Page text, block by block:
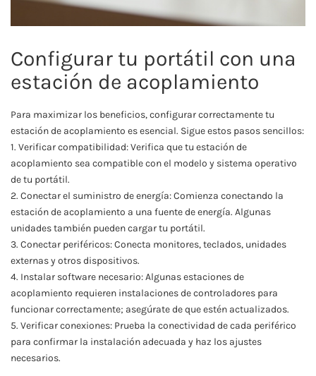
Configurar tu portátil con una
estación de acoplamiento
Para maximizar los beneficios, configurar correctamente tu
estación de acoplamiento es esencial. Sigue estos pasos sencillos:
1. Verificar compatibilidad: Verifica que tu estación de
acoplamiento sea compatible con el modelo y sistema operativo
de tu portátil.
2. Conectar el suministro de energía: Comienza conectando la
estación de acoplamiento a una fuente de energía. Algunas
unidades también pueden cargar tu portátil.
3. Conectar periféricos: Conecta monitores, teclados, unidades
externas y otros dispositivos.
4. Instalar software necesario: Algunas estaciones de
acoplamiento requieren instalaciones de controladores para
funcionar correctamente; asegúrate de que estén actualizados.
5. Verificar conexiones: Prueba la conectividad de cada periférico
para confirmar la instalación adecuada y haz los ajustes
necesarios.